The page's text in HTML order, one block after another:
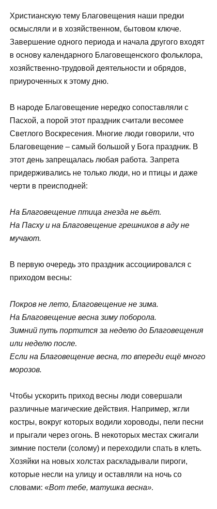
Христианскую тему Благовещения наши предки
осмысляли и в хозяйственном, бытовом ключе.
Завершение одного периода и начала другого входят
в основу календарного Благовещенского фольклора,
хозяйственно-трудовой деятельности и обрядов,
приуроченных к этому дню.
В народе Благовещение нередко сопоставляли с
Пасхой, а порой этот праздник считали весомее
Светлого Воскресения. Многие люди говорили, что
Благовещение – самый большой у Бога праздник. В
этот день запрещалась любая работа. Запрета
придерживались не только люди, но и птицы и даже
черти в преисподней:
На Благовещение птица гнезда не вьёт.
На Пасху и на Благовещение грешников в аду не
мучают.
В первую очередь это праздник ассоциировался с
приходом весны:
Покров не лето, Благовещение не зима.
На Благовещение весна зиму поборола.
Зимний путь портится за неделю до Благовещения
или неделю после.
Если на Благовещение весна, то впереди ещё много
морозов.
Чтобы ускорить приход весны люди совершали
различные магические действия. Например, жгли
костры, вокруг которых водили хороводы, пели песни
и прыгали через огонь. В некоторых местах сжигали
зимние постели (солому) и переходили спать в клеть.
Хозяйки на новых холстах раскладывали пироги,
которые несли на улицу и оставляли на ночь со
словами: «Вот тебе, матушка весна».